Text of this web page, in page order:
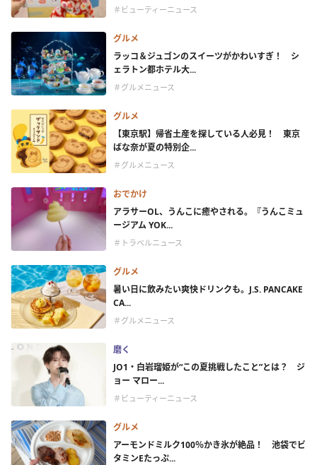
＃ビューティーニュース
グルメ
ラッコ＆ジュゴンのスイーツがかわいすぎ！ シ
ェラトン都ホテル大...
＃グルメニュース
グルメ
【東京駅】帰省土産を探している人必見！ 東京
ばな奈が夏の特別企...
＃グルメニュース
おでかけ
アラサーOL、うんこに癒やされる。『うんこミュ
ージアム YOK...
＃トラベルニュース
グルメ
暑い日に飲みたい爽快ドリンクも。J.S. PANCAKE
CA...
＃グルメニュース
磨く
JO1・白岩瑠姫が“この夏挑戦したこと”とは？ ジ
ョー マロー...
＃ビューティーニュース
グルメ
アーモンドミルク100％かき氷が絶品！ 池袋でビ
タミンEたっぷ...